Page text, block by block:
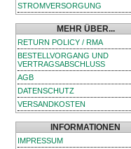
STROMVERSORGUNG
MEHR ÜBER...
RETURN POLICY / RMA
BESTELLVORGANG UND
VERTRAGSABSCHLUSS
AGB
DATENSCHUTZ
VERSANDKOSTEN
INFORMATIONEN
IMPRESSUM